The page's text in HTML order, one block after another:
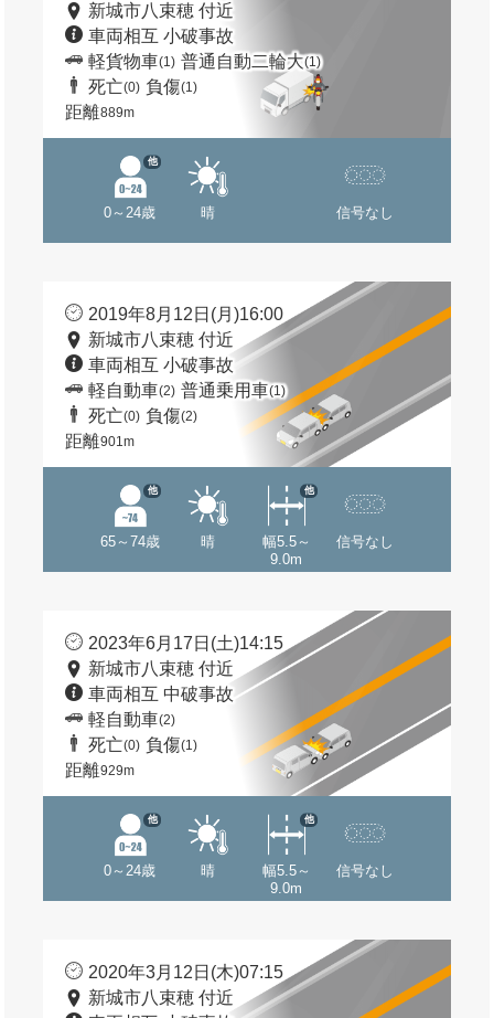
新城市八束穂 付近
車両相互 小破事故
軽貨物車(1) 普通自動二輪大(1)
死亡(0) 負傷(1)
距離889m
0～24歳
他
晴 信号なし
2019年8月12日(月)16:00
新城市八束穂 付近
車両相互 小破事故
軽自動車(2) 普通乗用車(1)
死亡(0) 負傷(2)
距離901m
65～74歳
他
晴
幅5.5～
9.0m
他
信号なし
2023年6月17日(土)14:15
新城市八束穂 付近
車両相互 中破事故
軽自動車(2)
死亡(0) 負傷(1)
距離929m
0～24歳
他
晴
幅5.5～
9.0m
他
信号なし
2020年3月12日(木)07:15
新城市八束穂 付近